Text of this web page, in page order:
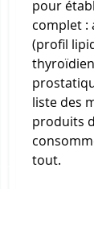
pour
complet :
(profil
liste des
produits
tout.